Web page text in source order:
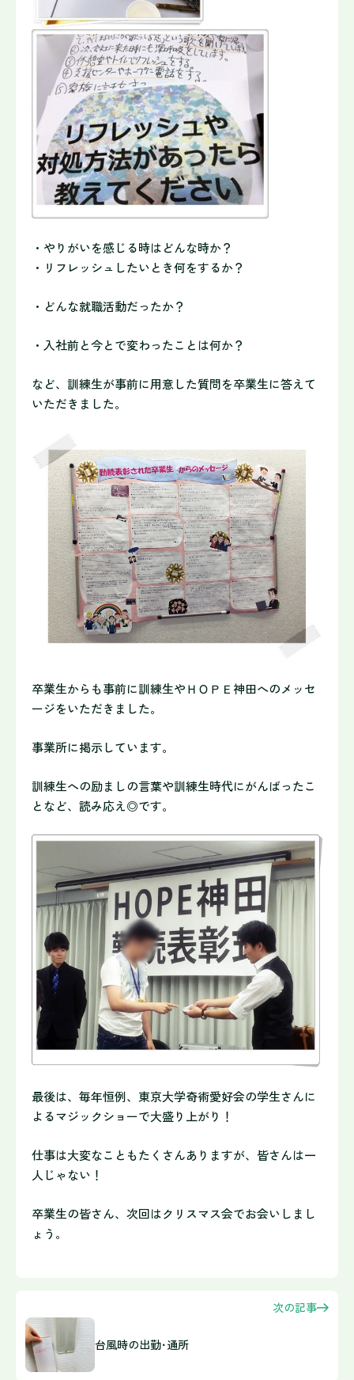
・やりがいを感じる時はどんな時か？
・リフレッシュしたいとき何をするか？
・どんな就職活動だったか？
・入社前と今とで変わったことは何か？
など、訓練生が事前に用意した質問を卒業生に答えて
いただきました。
卒業生からも事前に訓練生やＨＯＰＥ神田へのメッセ
ージをいただきました。
事業所に掲示しています。
訓練生への励ましの言葉や訓練生時代にがんばったこ
となど、読み応え◎です。
最後は、毎年恒例、東京大学奇術愛好会の学生さんに
よるマジックショーで大盛り上がり！
仕事は大変なこともたくさんありますが、皆さんは一
人じゃない！
卒業生の皆さん、次回はクリスマス会でお会いしまし
ょう。
次の記事
台風時の出勤･通所